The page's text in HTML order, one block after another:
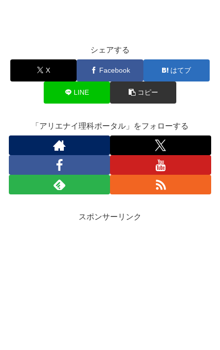
シェアする
X Facebook はてブ
LINE コピー
「アリエナイ理科ポータル」をフォローする
スポンサーリンク